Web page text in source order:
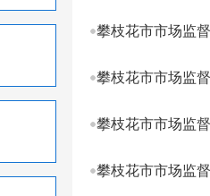
攀枝花市市场监
攀枝花市市场监
攀枝花市市场监
攀枝花市市场监